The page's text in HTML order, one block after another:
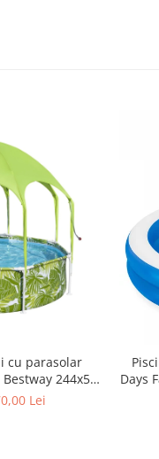
cu parasolar
244x51
Lei
Days